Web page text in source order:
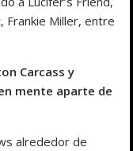
Frankie Miller, entre
Carcass y
mente aparte de
alrededor de